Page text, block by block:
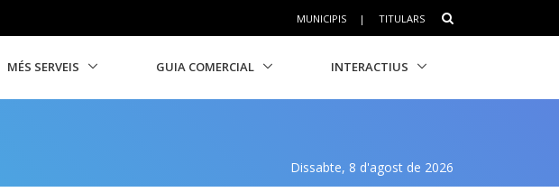
MUNICIPIS | TITULARS
MÉS SERVEIS GUIA COMERCIAL INTERACTIUS
Dissabte, 8 d'agost de 2026